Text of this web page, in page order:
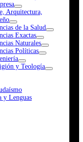
Arquitectura,
de la Salud
Exactas
Naturales
Políticas
y Teología
y Lenguas